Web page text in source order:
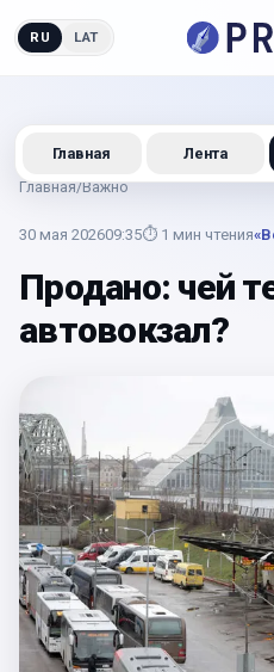
RU LAT
Главная/Важно
30 мая 202609:35⏱ 1 мин чтения
Продано: чей
автовокзал?
Главная Лента